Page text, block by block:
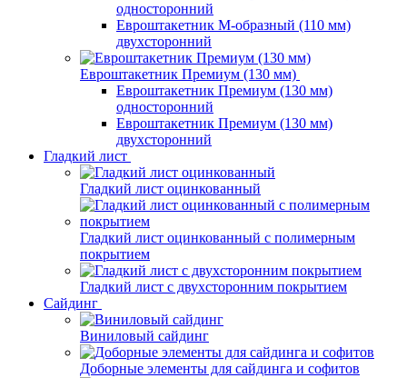
односторонний
Евроштакетник М-образный (110 мм)
двухсторонний
Евроштакетник Премиум (130 мм)
Евроштакетник Премиум (130 мм)
односторонний
Евроштакетник Премиум (130 мм)
двухсторонний
Гладкий лист
Гладкий лист оцинкованный
Гладкий лист оцинкованный с полимерным
покрытием
Гладкий лист с двухсторонним покрытием
Сайдинг
Виниловый сайдинг
Доборные элементы для сайдинга и софитов